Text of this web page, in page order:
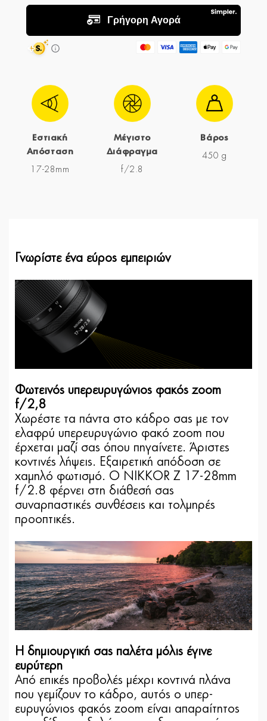
Εστιακή
Απόσταση
17-28mm
Μέγιστο
Διάφραγμα
f/2.8
Βάρος
450 g
Γνωρίστε ένα εύρος εμπειριών
Φωτεινός υπερευρυγώνιος φακός zoom
f/2,8
Χωρέστε τα πάντα στο κάδρο σας με τον
ελαφρύ υπερευρυγώνιο φακό zoom που
έρχεται μαζί σας όπου πηγαίνετε. Άριστες
κοντινές λήψεις. Εξαιρετική απόδοση σε
χαμηλό φωτισμό. Ο NIKKOR Z 17-28mm
f/2.8 φέρνει στη διάθεσή σας
συναρπαστικές συνθέσεις και τολμηρές
προοπτικές.
Η δημιουργική σας παλέτα μόλις έγινε
ευρύτερη
Από επικές προβολές μέχρι κοντινά πλάνα
που γεμίζουν το κάδρο, αυτός ο υπερ-
ευρυγώνιος φακός zoom είναι απαραίτητος